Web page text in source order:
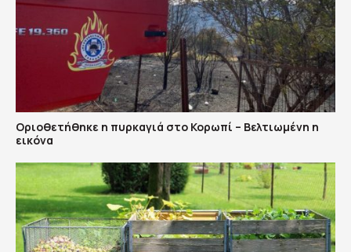
Οριοθετήθηκε η πυρκαγιά στο Κορωπί – Βελτιωμένη η
εικόνα